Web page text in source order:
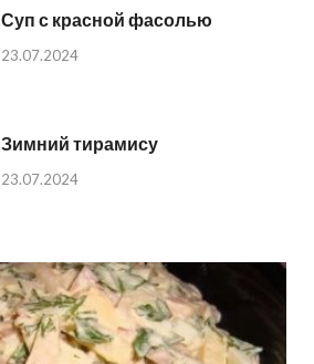
Суп с красной фасолью
23.07.2024
Зимний тирамису
23.07.2024